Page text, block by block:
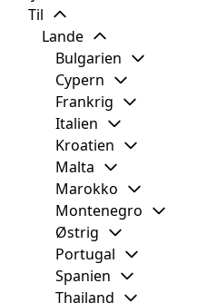
Til
Lande
Bulgarien
Cypern
Frankrig
Italien
Kroatien
Malta
Marokko
Montenegro
Østrig
Portugal
Spanien
Thailand